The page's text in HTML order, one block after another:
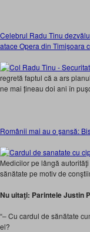
Celebrul Radu Tinu
atace Opera din Timişoara
regretă faptul că a ars
ne mai țineau doi ani în
Românii mai au o şansă:
Medicilor pe lângă
sănătate pe motiv de
Nu uitaţi: Parintele Justin
“– Cu cardul de sănătate
el?